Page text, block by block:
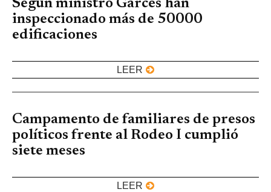
Según ministro Garcés han
inspeccionado más de 50000
edificaciones
LEER
Campamento de familiares de presos
políticos frente al Rodeo I cumplió
siete meses
LEER